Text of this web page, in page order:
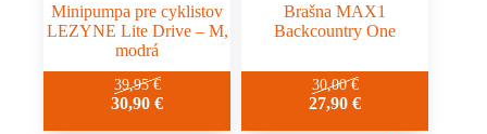
Minipumpa pre cyklistov
LEZYNE Lite Drive – M,
modrá
39,95€
30,90€
Brašna MAX1
Backcountry One
30,00€
27,90€